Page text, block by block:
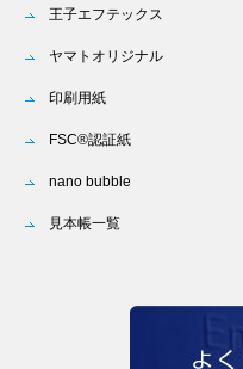
王子エフテックス
ヤマトオリジナル
印刷用紙
FSC®認証紙
nano bubble
見本帳一覧